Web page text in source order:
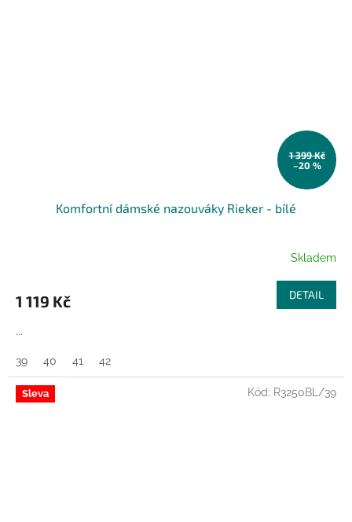
1 399 Kč
–20 %
Komfortní dámské nazouváky Rieker - bílé
Skladem
1 119 Kč DETAIL
...
39 40 41 42
Sleva Kód: R3250BL/39